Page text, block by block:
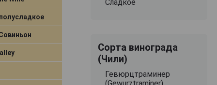
Сладкое
Сорта винограда
(Чили)
Гевюрцтраминер